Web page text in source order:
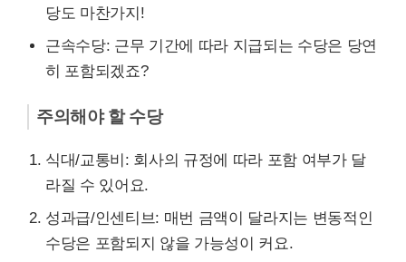
당도 마찬가지!
근속수당: 근무 기간에 따라 지급되는 수당은 당연
히 포함되겠죠?
주의해야 할 수당
식대/교통비: 회사의 규정에 따라 포함 여부가 달
라질 수 있어요.
성과급/인센티브: 매번 금액이 달라지는 변동적인
수당은 포함되지 않을 가능성이 커요.